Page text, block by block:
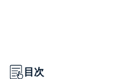
目次